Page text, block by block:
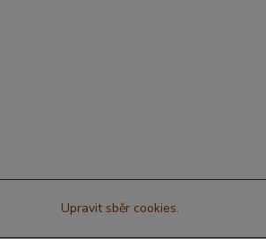
Upravit sběr cookies.